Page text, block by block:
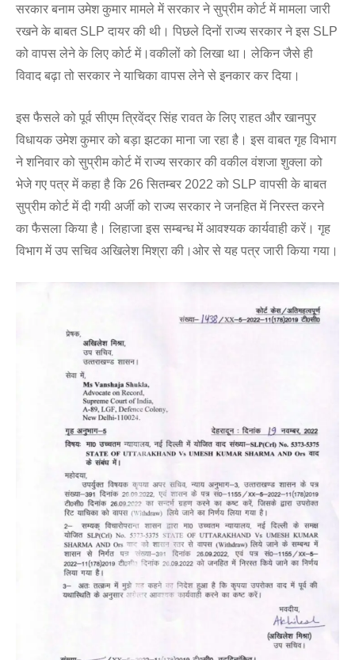
सरकार बनाम उमेश कुमार मामले में सरकार ने सुप्रीम कोर्ट में मामला जारी
रखने के बाबत SLP दायर की थी। पिछले दिनों राज्य सरकार ने इस SLP
को वापस लेने के लिए कोर्ट में।वकीलों को लिखा था। लेकिन जैसे ही
विवाद बढ़ा तो सरकार ने याचिका वापस लेने से इनकार कर दिया।
इस फैसले को पूर्व सीएम त्रिवेंद्र सिंह रावत के लिए राहत और खानपुर
विधायक उमेश कुमार को बड़ा झटका माना जा रहा है। इस वाबत गृह विभाग
ने शनिवार को सुप्रीम कोर्ट में राज्य सरकार की वकील वंशजा शुक्ला को
भेजे गए पत्र में कहा है कि 26 सितम्बर 2022 को SLP वापसी के बाबत
सुप्रीम कोर्ट में दी गयी अर्जी को राज्य सरकार ने जनहित में निरस्त करने
का फैसला किया है। लिहाजा इस सम्बन्ध में आवश्यक कार्यवाही करें। गृह
विभाग में उप सचिव अखिलेश मिश्रा की।ओर से यह पत्र जारी किया गया।